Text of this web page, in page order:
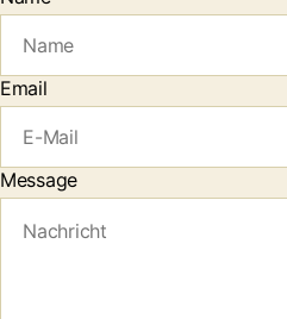
Email
Message